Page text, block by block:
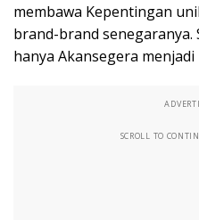
membawa Kepentingan
brand-brand senegaranya.
hanya Akansegera
SCROLL TO